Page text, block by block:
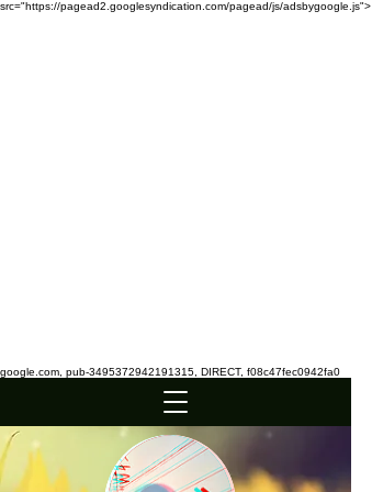
src="https://pagead2.googlesyndication.com/pagead/js/adsbygoogle.js">
google.com, pub-3495372942191315, DIRECT, f08c47fec0942fa0